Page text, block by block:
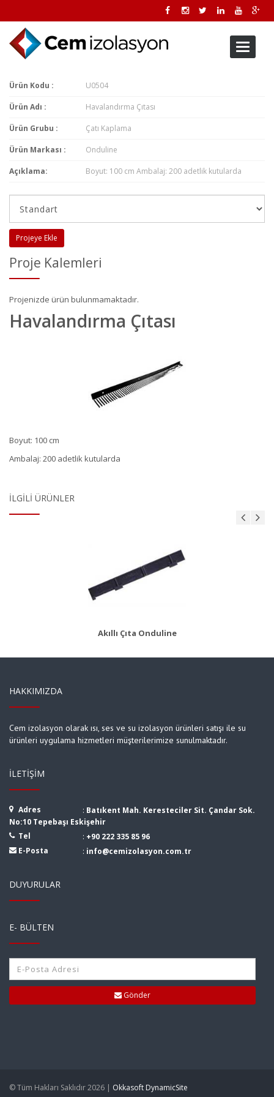
Toggle
Ürün Kodu : U0504
Ürün Adı : Havalandırma Çıtası
Ürün Grubu : Çatı Kaplama
Ürün Markası : Onduline
Açıklama: Boyut: 100 cm Ambalaj: 200 adetlik kutularda
Projeye Ekle
Proje Kalemleri
Projenizde ürün bulunmamaktadır.
Havalandırma Çıtası
Boyut: 100 cm
Ambalaj: 200 adetlik kutularda
İLGILI ÜRÜNLER
Akıllı Çıta Onduline
AKS 8
Ürün Detayı
HAKKIMIZDA
Cem izolasyon olarak ısı, ses ve su izolasyon ürünleri satışı ile su
ürünleri uygulama hizmetleri müşterilerimize sunulmaktadır.
İLETIŞIM
Adres : Batıkent Mah. Keresteciler Sit. Çandar Sok.
No:10 Tepebaşı Eskişehir
Tel
: +90 222 335 85 96
E-Posta
: info@cemizolasyon.com.tr
DUYURULAR
E- BÜLTEN
Gönder
© Tüm Hakları Saklıdır 2026 | Okkasoft DynamicSite